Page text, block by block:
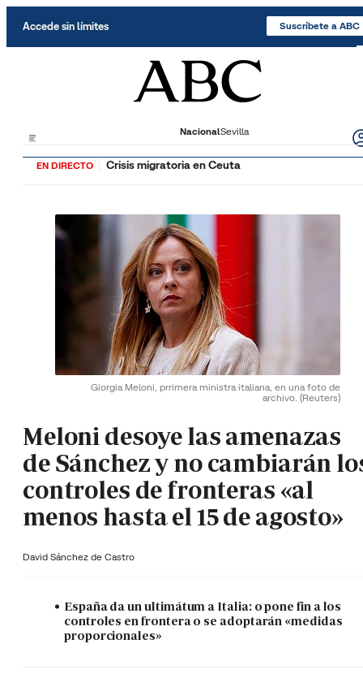
Accede sin límites Suscríbete a ABC
NacionalSevilla
EN DIRECTO Crisis migratoria en Ceuta
Giorgia Meloni, prrimera ministra italiana, en una foto de
archivo. (Reuters)
Meloni desoye las amenazas
de Sánchez y no cambiarán
controles de fronteras «al
menos hasta el 15 de agosto»
David Sánchez de Castro
España da un ultimátum a Italia: o pone fin a los
controles en frontera o se adoptarán «medidas
proporcionales»